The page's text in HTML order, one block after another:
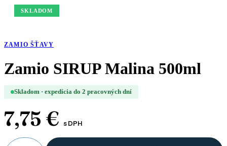
SKLADOM
ZAMIO ŠŤAVY
Zamio SIRUP Malina 500ml
Skladom · expedícia do 2 pracovných dní
7,75 € s DPH